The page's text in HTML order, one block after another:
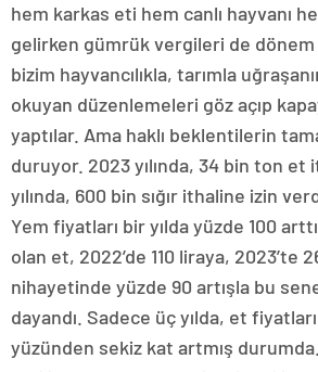
hem karkas eti hem canlı hayvanı
gelirken gümrük vergileri de dönem
bizim hayvancılıkla, tarımla
okuyan düzenlemeleri göz açıp
yaptılar. Ama haklı beklentilerin
duruyor. 2023 yılında, 34 bin ton
yılında, 600 bin sığır ithaline izin
Yem fiyatları bir yılda yüzde 100
olan et, 2022’de 110 liraya, 2023’te
nihayetinde yüzde 90 artışla bu
dayandı. Sadece üç yılda, et
yüzünden sekiz kat artmış